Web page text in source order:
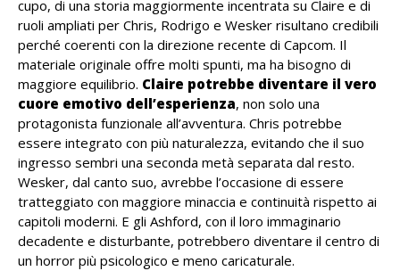
cupo, di una storia maggiormente incentrata su Claire e di
ruoli ampliati per Chris, Rodrigo e Wesker risultano credibili
perché coerenti con la direzione recente di Capcom. Il
materiale originale offre molti spunti, ma ha bisogno di
maggiore equilibrio. Claire potrebbe diventare il vero
cuore emotivo dell’esperienza, non solo una
protagonista funzionale all’avventura. Chris potrebbe
essere integrato con più naturalezza, evitando che il suo
ingresso sembri una seconda metà separata dal resto.
Wesker, dal canto suo, avrebbe l’occasione di essere
tratteggiato con maggiore minaccia e continuità rispetto ai
capitoli moderni. E gli Ashford, con il loro immaginario
decadente e disturbante, potrebbero diventare il centro di
un horror più psicologico e meno caricaturale.